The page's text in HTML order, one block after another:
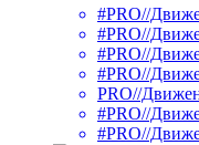
#PRO//
#PRO//
#PRO//
#PRO//
PRO//
#PRO//
#PRO//